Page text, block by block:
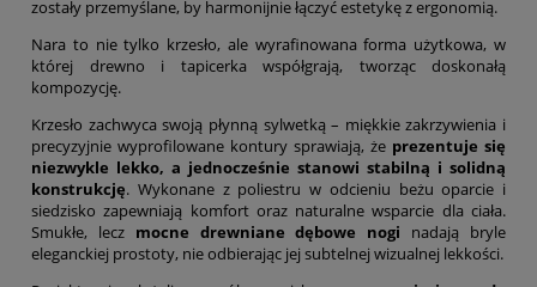
zostały przemyślane, by harmonijnie łączyć estetykę z ergonomią.
Nara to nie tylko krzesło, ale wyrafinowana forma użytkowa, w
której drewno i tapicerka współgrają, tworząc doskonałą
kompozycję.
Krzesło zachwyca swoją płynną sylwetką – miękkie zakrzywienia i
precyzyjnie wyprofilowane kontury sprawiają, że prezentuje się
niezwykle lekko, a jednocześnie stanowi stabilną i solidną
konstrukcję. Wykonane z poliestru w odcieniu beżu oparcie i
siedzisko zapewniają komfort oraz naturalne wsparcie dla ciała.
Smukłe, lecz mocne drewniane dębowe nogi nadają bryle
eleganckiej prostoty, nie odbierając jej subtelnej wizualnej lekkości.